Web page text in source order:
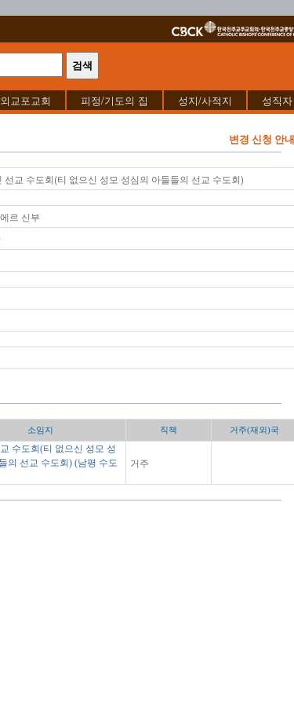
교포교회 피정/기도의 집 성지/사적지 성직자
변경 신청 안내
선교 수도회(티 없으신 성모 성심의 아들들의 선교 수도회)
르 신부
소임지 직책 거주(재외)국
수도회(티 없으신 성모 성
의 선교 수도회) (남평 수도
거주